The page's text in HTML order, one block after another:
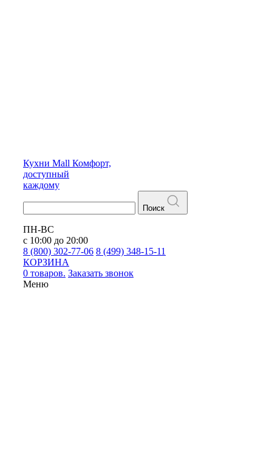
Кухни Mall Комфорт,
доступный
каждому
Поиск
ПН-ВС
с 10:00 до 20:00
8 (800) 302-77-06 8 (499) 348-15-11
КОРЗИНА
0 товаров. Заказать звонок
Меню